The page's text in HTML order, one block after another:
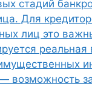
стадий
Для
лиц это
реальная
возможность